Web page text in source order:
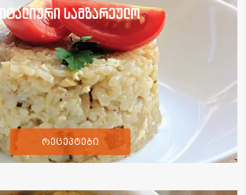
იტალიური სამზარეულო
რეცეპტები